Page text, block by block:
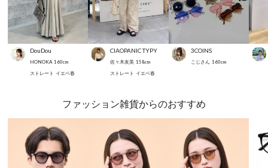
DouDou
HONOKA 160cm
ストレート イエベ春
CIAOPANIC TYPY
佐々木友美 158cm
ストレート イエベ春
3COINS
こじさん 160cm
ファッション雑貨からのおすすめ